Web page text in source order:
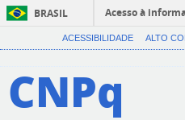
BRASIL
Acesso à
ACESSIBILIDADE ALTO
CNPq